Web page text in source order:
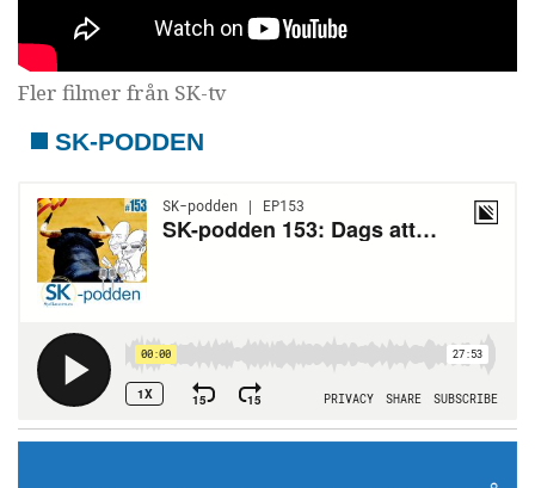
Fler filmer från SK-tv
SK-PODDEN